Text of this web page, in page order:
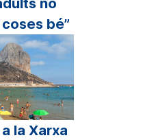
no
bé”
la Xarxa